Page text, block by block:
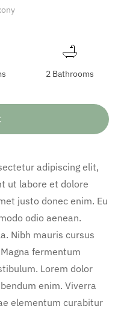
2 Bathrooms
adipiscing elit,
ut labore et dolore
justo donec enim. Eu
odio aenean.
Nibh mauris cursus
fermentum
Lorem dolor
enim. Viverra
elementum curabitur